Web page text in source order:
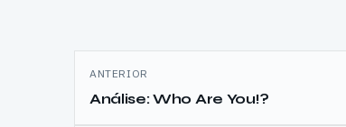
Navegação
de
ANTERIOR
Análise: Who Are You!?